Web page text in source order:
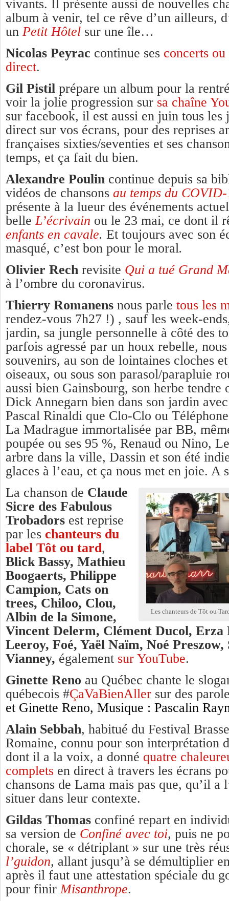
vivants. Il présente aussi de nouvelles
album à venir, tel ce rêve d’un ailleurs,
un Petit Hôtel sur une île…
Nicolas Peyrac continue ses concerts ou
direct.
Gil Pistil prépare un album pour la
voir la jolie progression sur sa chaîne
sur facebook, il est aussi en juin tous les
direct sur vos écrans, pour des reprises
françaises sixties/seventies et ses
temps, et ça fait du bien.
Alexandre Poulin continue depuis sa
vidéos de chansons au temps du
présente à la lueur des événements
belle L’écrivain ou le 23 mai, ce dont il
enfants en cavale. Et toujours avec son
masqué, c’est bon pour le moral.
Olivier Rech revisite Qui a tué Grand
à l’ombre du coronavirus.
Thierry Romanens nous parle tous les
rendez-vous 7h27 !) , sauf les week-
jardin, sa jungle personnelle à côté des
parfois agressé par un houx rebelle,
souvenirs, au son de lointaines cloches
oiseaux, ou sous son parasol/parapluie
aussi bien Gainsbourg, son herbe tendre
Dick Annegarn bien dans son jardin
Pascal Rinaldi que Clo-Clo ou
La Madrague immortalisée par BB,
poupée ou ses 95 %, Renaud ou Nino,
arbre dans la ville, Dassin et son été
glaces à l’eau, et ça nous met en joie.
Les chanteurs de Tôt ou
La chanson de Claude
Sicre des Fabulous
Trobadors est reprise
par les chanteurs du
label Tôt ou tard,
Blick Bassy, Mathieu
Boogaerts, Philippe
Campion, Cats on
trees, Chiloo, Clou,
Albin de la Simone,
Vincent Delerm, Clément Ducol, Erza
Leeroy, Foé, Yaël Naïm, Noé Preszow,
Vianney, également sur YouTube.
Ginette Reno au Québec chante le
québecois #ÇaVaBienAller sur des
et Ginette Reno, Musique : Pascalin
Alain Sebbah, habitué du Festival
Romaine, connu pour son interprétation
dont il a la voix, a donné quatre
complets en direct à travers les écrans
chansons de Lama mais pas que, qu’il a
situer dans leur contexte.
Gildas Thomas confiné repart en
sa version de Confiné avec toi, puis ne
chorale, se « détriplant » sur une très
l’guidon, allant jusqu’à se démultiplier
après il faut une attestation spéciale du
pour finir Misanthrope.